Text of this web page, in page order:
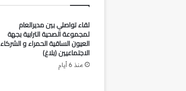
لقاء تواصلي بين مديرالعام
لمجموعة الصحية الترابية بجهة
العيون الساقية الحمراء و الشركاء
الاجتماعيين (بلاغ)
منذ 6 أيام